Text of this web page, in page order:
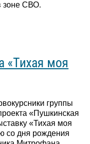
зоне СВО.
«Тихая моя
группы
«Пушкинская
«Тихая моя
со дня рождения